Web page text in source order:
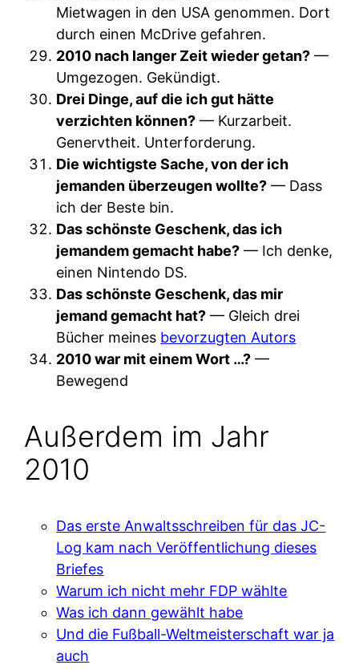
Mietwagen in den USA genommen. Dort
durch einen McDrive gefahren.
2010 nach langer Zeit wieder getan? —
Umgezogen. Gekündigt.
Drei Dinge, auf die ich gut hätte
verzichten können? — Kurzarbeit.
Genervtheit. Unterforderung.
Die wichtigste Sache, von der ich
jemanden überzeugen wollte? — Dass
ich der Beste bin.
Das schönste Geschenk, das ich
jemandem gemacht habe? — Ich denke,
einen Nintendo DS.
Das schönste Geschenk, das mir
jemand gemacht hat? — Gleich drei
Bücher meines bevorzugten Autors
2010 war mit einem Wort …? —
Bewegend
Außerdem im Jahr
2010
Das erste Anwaltsschreiben für das JC-
Log kam nach Veröffentlichung dieses
Briefes
Warum ich nicht mehr FDP wählte
Was ich dann gewählt habe
Und die Fußball-Weltmeisterschaft war ja
auch